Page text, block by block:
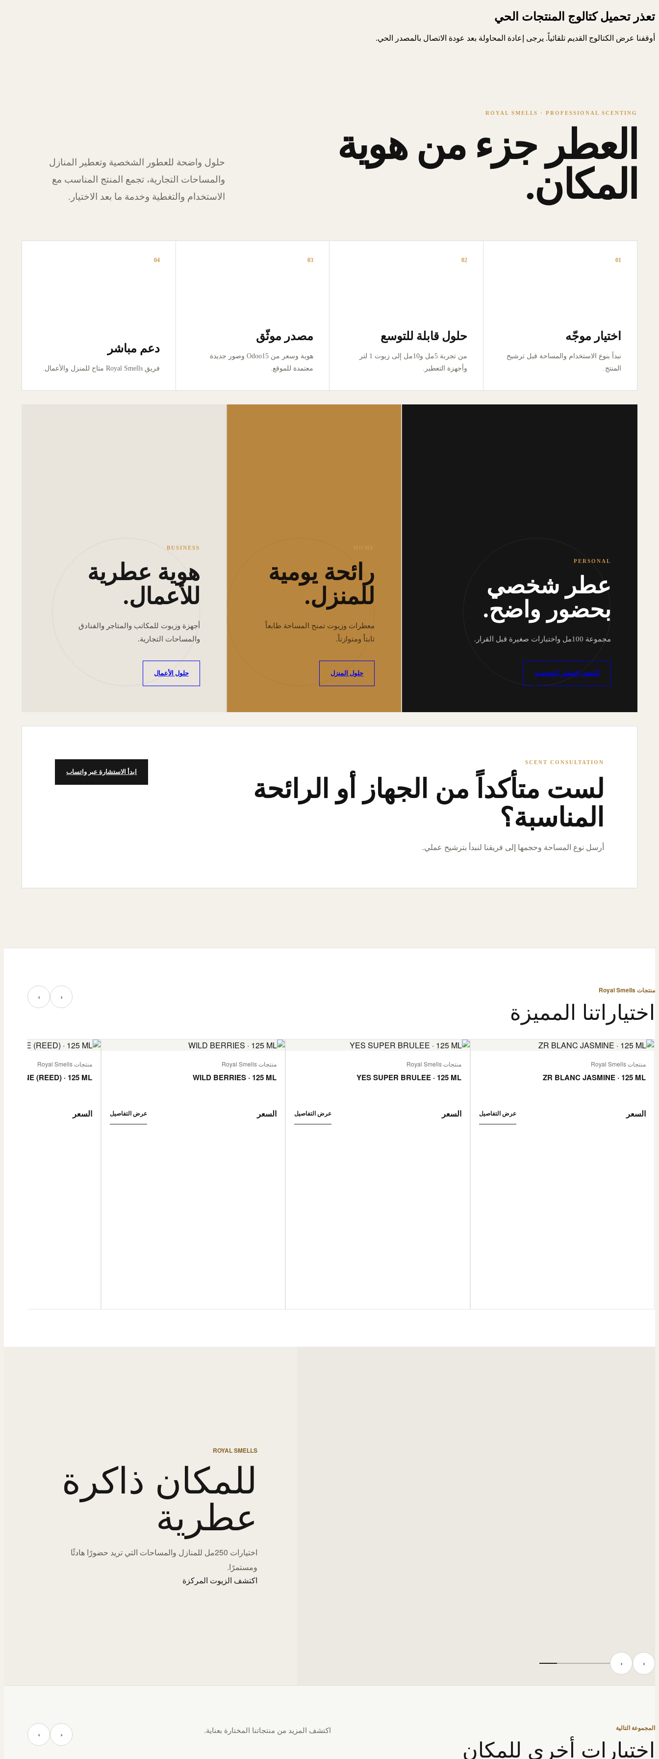
تعذر تحميل كتالوج المنتجات الحي
أوقفنا عرض الكتالوج القديم تلقائياً. يرجى إعادة المحاولة بعد عودة الاتصال بالمصدر الحي.
ROYAL SMELLS · PROFESSIONAL SCENTING
العطر جزء من هوية
المكان.
حلول واضحة للعطور الشخصية وتعطير المنازل
والمساحات التجارية، تجمع المنتج المناسب مع
الاستخدام والتغطية وخدمة ما بعد الاختيار.
01
اختيار موجّه
نبدأ بنوع الاستخدام والمساحة قبل ترشيح
المنتج.
02
حلول قابلة للتوسع
من تجربة 5مل و10مل إلى زيوت 1 لتر
وأجهزة التعطير.
03
مصدر موثّق
هوية وسعر من Odoo15 وصور جديدة
معتمدة للموقع.
04
دعم مباشر
فريق Royal Smells متاح للمنزل والأعمال.
PERSONAL
عطر شخصي
بحضور واضح.
مجموعة 100مل واختبارات صغيرة قبل القرار.
اكتشف العطور الشخصية
رائحة يومية
للمنزل.
معطرات وزيوت تمنح المساحة طابعاً
ثابتاً ومتوازناً.
حلول المنزل
BUSINESS
هوية عطرية
للأعمال.
أجهزة وزيوت للمكاتب والمتاجر والفنادق
والمساحات التجارية.
حلول الأعمال
SCENT CONSULTATION
لست متأكداً من الجهاز أو الرائحة
المناسبة؟
أرسل نوع المساحة وحجمها إلى فريقنا لنبدأ بترشيح عملي.
ابدأ الاستشارة عبر واتساب
منتجات Royal Smells
اختياراتنا المميزة ‹ ›
منتجات Royal Smells
ZR BLANC JASMINE · 125 ML
السعر عرض التفاصيل
منتجات Royal Smells
YES SUPER BRULEE · 125 ML
السعر عرض التفاصيل
منتجات Royal Smells
WILD BERRIES · 125 ML
السعر عرض التفاصيل
منتجات Royal Smells
(REED) · 125 ML
السعر
ROYAL SMELLS
للمكان ذاكرة
عطرية
اختيارات 250مل للمنازل والمساحات التي تريد حضورًا هادئًا
ومستمرًا.
اكتشف الزيوت المركزة
‹ ›
المجموعة التالية
اختيارات أخرى للمكان
اكتشف المزيد من منتجاتنا المختارة بعناية. ‹ ›